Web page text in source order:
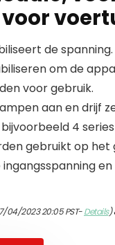
de
om de
voor gebruik.
aan en drijf
4
gebruikt op
04/2023 20:05 PST-Details)